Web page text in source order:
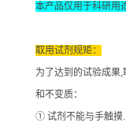
本产品仅用于科研用
取用试剂规矩：
为了达到的试验成果,
和不变质：
① 试剂不能与手触摸.